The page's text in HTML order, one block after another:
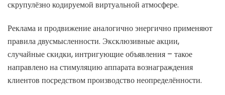
скрупулёзно кодируемой виртуальной атмосфере.
Реклама и продвижение аналогично энергично применяют
правила двусмысленности. Эксклюзивные акции,
случайные скидки, интригующие объявления – такое
направлено на стимуляцию аппарата вознаграждения
клиентов посредством производство неопределённости.